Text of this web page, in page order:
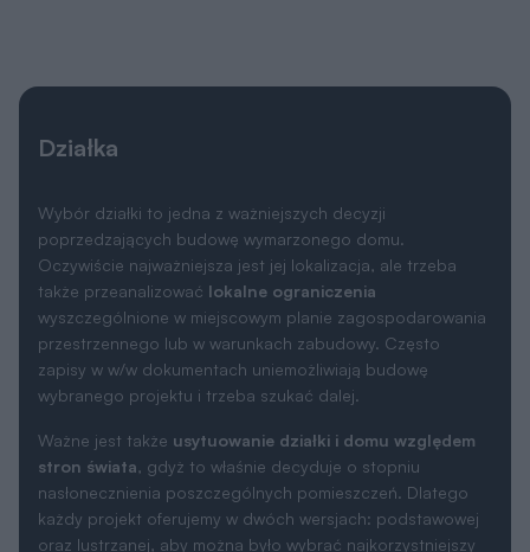
Działka
Wybór działki to jedna z ważniejszych decyzji
poprzedzających budowę wymarzonego domu.
Oczywiście najważniejsza jest jej lokalizacja, ale trzeba
także przeanalizować lokalne ograniczenia
wyszczególnione w miejscowym planie zagospodarowania
przestrzennego lub w warunkach zabudowy. Często
zapisy w w/w dokumentach uniemożliwiają budowę
wybranego projektu i trzeba szukać dalej.
Ważne jest także usytuowanie działki i domu względem
stron świata, gdyż to właśnie decyduje o stopniu
nasłonecznienia poszczególnych pomieszczeń. Dlatego
każdy projekt oferujemy w dwóch wersjach: podstawowej
oraz lustrzanej, aby można było wybrać najkorzystniejszy